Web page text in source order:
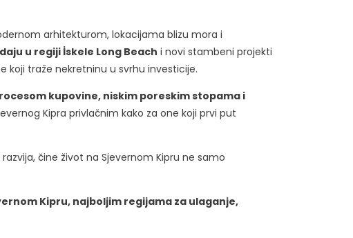
arhitekturom, lokacijama blizu mora i
u regiji İskele Long Beach i novi stambeni projekti
koji traže nekretninu u svrhu investicije.
kupovine, niskim poreskim stopama i
Kipra privlačnim kako za one koji prvi put
čine život na Sjevernom Kipru ne samo
Kipru, najboljim regijama za ulaganje,